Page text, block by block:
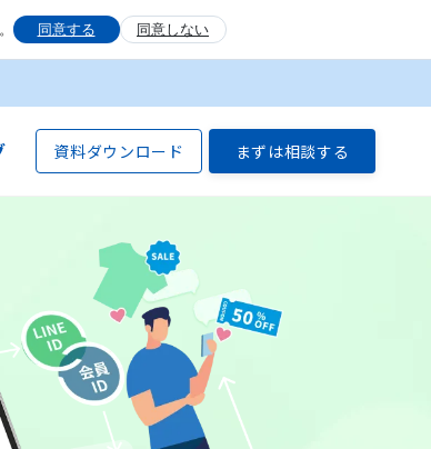
同意する 同意しない
資料ダウンロード まずは相談する